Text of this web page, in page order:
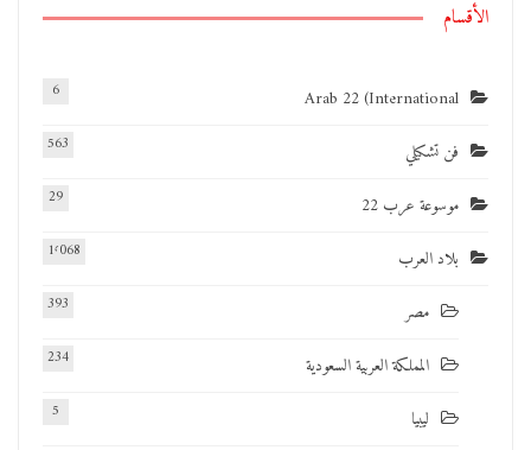
الأقسام
Arab 22 (International
6
فن تشكيلي 563
موسوعة عرب 22 29
بلاد العرب 1٬068
مصر 393
المملكة العربية السعودية 234
ليبيا 5